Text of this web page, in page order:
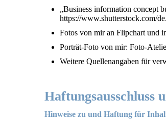
„Business information concept
https://www.shutterstock.com/
Fotos von mir an Flipchart und
Porträt-Foto von mir: Foto-
Weitere Quellenangaben für
Haftungsausschluss
Hinweise zu und Haftung für